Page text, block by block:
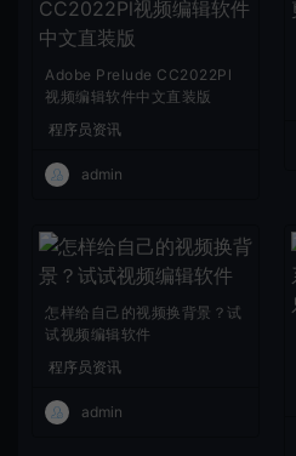
Adobe Prelude CC2022Pl
视频编辑软件中文直装版
程序员资讯
admin
怎样给自己的视频换背景？试
试视频编辑软件
程序员资讯
admin